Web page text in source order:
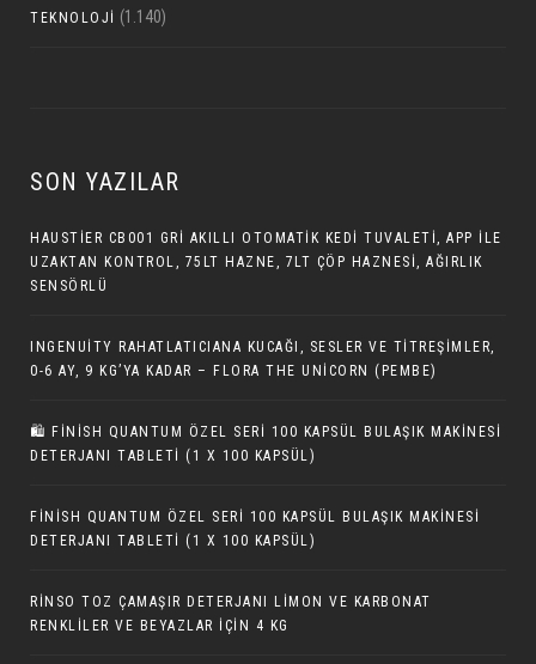
TEKNOLOJI (1.140)
SON YAZILAR
HAUSTIER CB001 GRI AKILLI OTOMATIK KEDI TUVALETI, APP ILE
UZAKTAN KONTROL, 75LT HAZNE, 7LT ÇÖP HAZNESI, AĞIRLIK
SENSÖRLÜ
INGENUITY RAHATLATICIANA KUCAĞI, SESLER VE TITREŞIMLER,
0-6 AY, 9 KG’YA KADAR – FLORA THE UNICORN (PEMBE)
🛍️ FINISH QUANTUM ÖZEL SERI 100 KAPSÜL BULAŞIK MAKINESI
DETERJANI TABLETI (1 X 100 KAPSÜL)
FINISH QUANTUM ÖZEL SERI 100 KAPSÜL BULAŞIK MAKINESI
DETERJANI TABLETI (1 X 100 KAPSÜL)
RINSO TOZ ÇAMAŞIR DETERJANI LIMON VE KARBONAT
RENKLILER VE BEYAZLAR İÇIN 4 KG